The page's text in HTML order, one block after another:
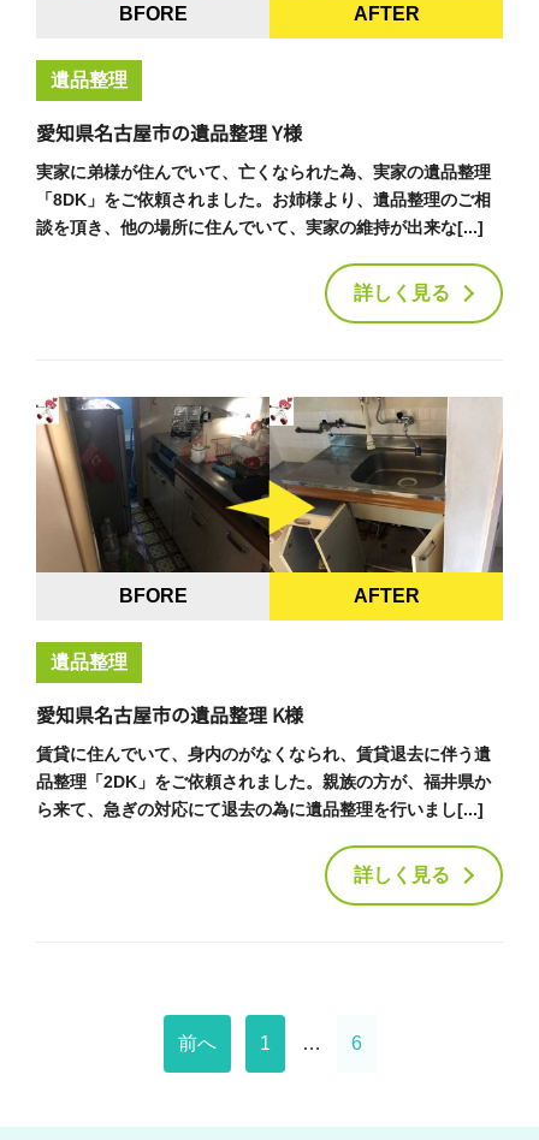
BFORE AFTER
遺品整理
愛知県名古屋市の遺品整理 Y様
実家に弟様が住んでいて、亡くなられた為、実家の遺品整理
「8DK」をご依頼されました。お姉様より、遺品整理のご相
談を頂き、他の場所に住んでいて、実家の維持が出来な[...]
詳しく見る
BFORE AFTER
遺品整理
愛知県名古屋市の遺品整理 K様
賃貸に住んでいて、身内のがなくなられ、賃貸退去に伴う遺
品整理「2DK」をご依頼されました。親族の方が、福井県か
ら来て、急ぎの対応にて退去の為に遺品整理を行いまし[...]
詳しく見る
前へ 1 … 6